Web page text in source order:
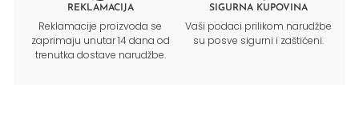
REKLAMACIJA
Reklamacije proizvoda se
zaprimaju unutar 14 dana od
trenutka dostave narudžbe.
SIGURNA KUPOVINA
Vaši podaci prilikom narudžbe
su posve sigurni i zaštićeni.